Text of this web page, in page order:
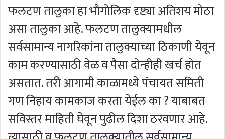
फलटण तालुका हा भौगोलिक दृष्ट्या अतिशय मोठा
असा तालुका आहे. फलटण तालुक्यामधील
सर्वसामान्य नागरिकांना तालुक्याच्या ठिकाणी येवून
काम करण्यासाठी वेळ व पैसा दोन्हीही खर्च होत
असतात. तरी आगामी काळामध्ये पंचायत समिती
गण निहाय कामकाज करता येईल का ? याबाबत
सविस्तर माहिती घेवून पुढील दिशा ठरवणार आहे.